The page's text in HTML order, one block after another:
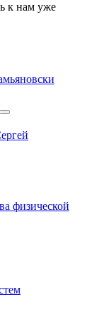
к нам уже
физической